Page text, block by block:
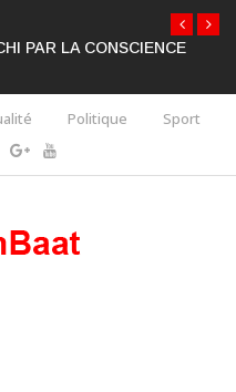
PAR LA CONSCIENCE
Politique Sport